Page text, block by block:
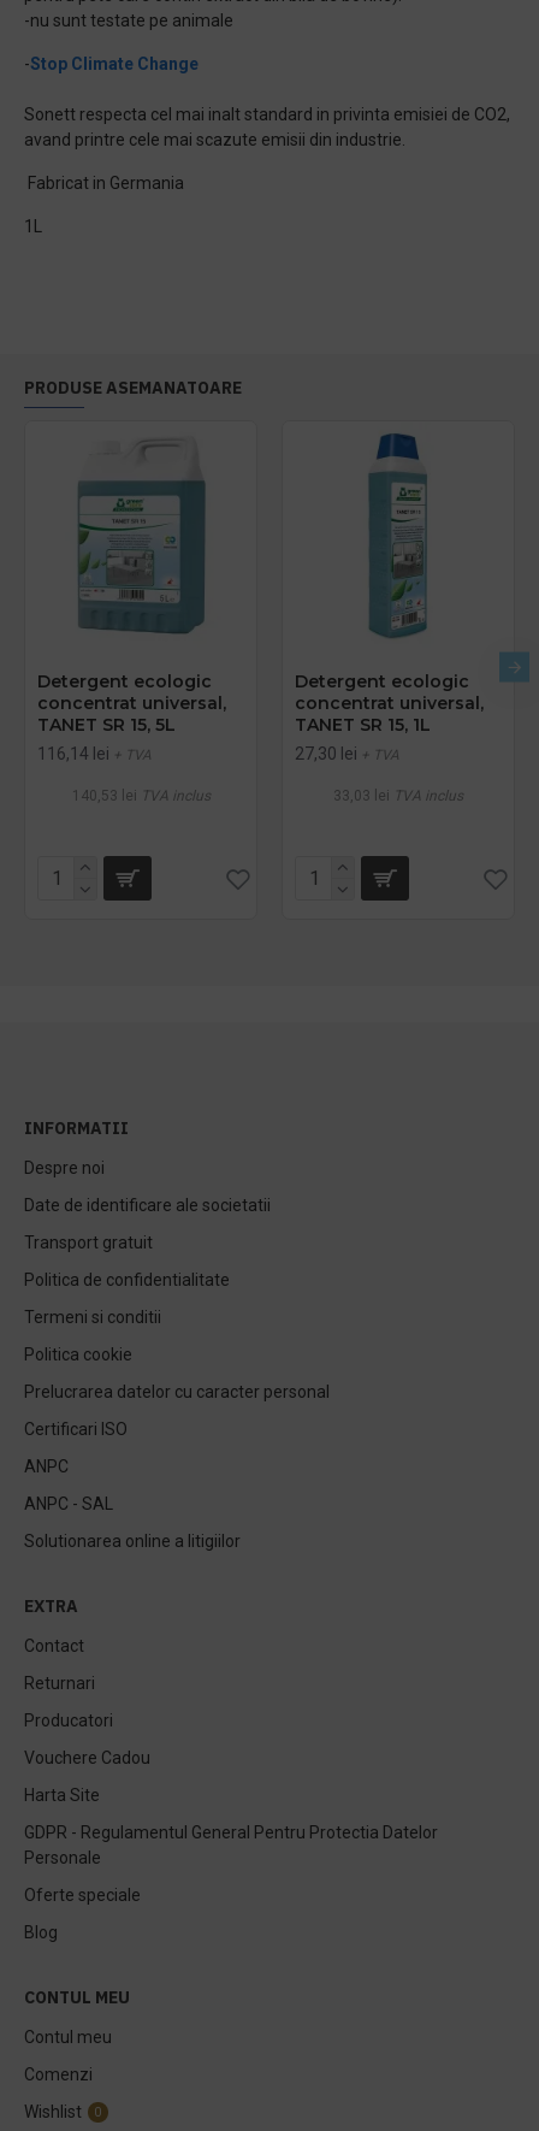
-nu sunt testate pe animale
-Stop Climate Change
Sonett respecta cel mai inalt standard in privinta emisiei de CO2,
avand printre cele mai scazute emisii din industrie.
Fabricat in Germania
1L
PRODUSE ASEMANATOARE
Detergent ecologic
concentrat universal,
TANET SR 15, 5L
116,14 lei + TVA
140,53 lei TVA inclus
Detergent ecologic
concentrat universal,
TANET SR 15, 1L
27,30 lei + TVA
33,03 lei TVA inclus
INFORMATII
Despre noi
Date de identificare ale societatii
Transport gratuit
Politica de confidentialitate
Termeni si conditii
Politica cookie
Prelucrarea datelor cu caracter personal
Certificari ISO
ANPC
ANPC - SAL
Solutionarea online a litigiilor
EXTRA
Contact
Returnari
Producatori
Vouchere Cadou
Harta Site
GDPR - Regulamentul General Pentru Protectia Datelor
Personale
Oferte speciale
Blog
CONTUL MEU
Contul meu
Comenzi
Wishlist
0